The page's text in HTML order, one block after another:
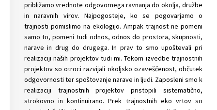
približamo vrednote odgovornega ravnanja do okolja, družbe
in naravnih virov. Najpogosteje, ko se pogovarjamo o
trajnosti pomislimo na ekologijo. Ampak trajnost ne pomeni
samo to, pomeni tudi odnos, odnos do prostora, skupnosti,
narave in drug do drugega. In prav to smo upoštevali pri
realizaciji naših projektov tudi mi. Tekom izvedbe trajnostnih
projektov so otroci razvijali okoljsko ozaveščenost, občutek
odgovornosti ter spoštovanje narave in ljudi. Zaposleni smo k
realizaciji trajnostnih projektov pristopili sistematično,
strokovno in kontinuirano. Prek trajnostnih eko vrtov so